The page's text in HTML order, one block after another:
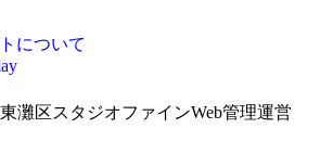
について
灘区スタジオファインWeb管理運営